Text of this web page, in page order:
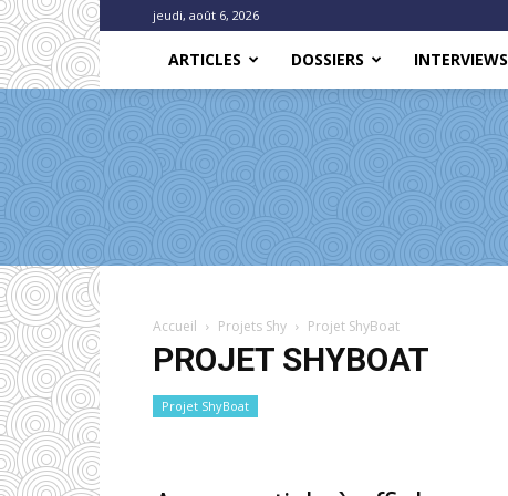
jeudi, août 6, 2026
ARTICLES DOSSIERS INTERVIEWS
Accueil Projets Shy Projet ShyBoat
PROJET SHYBOAT
Projet ShyBoat